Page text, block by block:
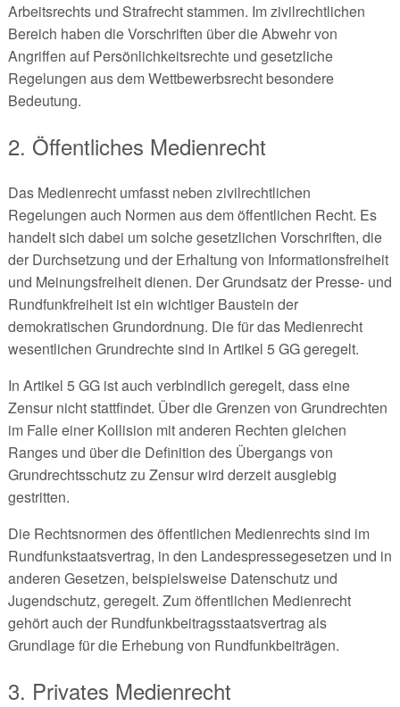
Arbeitsrechts und Strafrecht stammen. Im zivilrechtlichen
Bereich haben die Vorschriften über die Abwehr von
Angriffen auf Persönlichkeitsrechte und gesetzliche
Regelungen aus dem Wettbewerbsrecht besondere
Bedeutung.
2. Öffentliches Medienrecht
Das Medienrecht umfasst neben zivilrechtlichen
Regelungen auch Normen aus dem öffentlichen Recht. Es
handelt sich dabei um solche gesetzlichen Vorschriften, die
der Durchsetzung und der Erhaltung von Informationsfreiheit
und Meinungsfreiheit dienen. Der Grundsatz der Presse- und
Rundfunkfreiheit ist ein wichtiger Baustein der
demokratischen Grundordnung. Die für das Medienrecht
wesentlichen Grundrechte sind in Artikel 5 GG geregelt.
In Artikel 5 GG ist auch verbindlich geregelt, dass eine
Zensur nicht stattfindet. Über die Grenzen von Grundrechten
im Falle einer Kollision mit anderen Rechten gleichen
Ranges und über die Definition des Übergangs von
Grundrechtsschutz zu Zensur wird derzeit ausgiebig
gestritten.
Die Rechtsnormen des öffentlichen Medienrechts sind im
Rundfunkstaatsvertrag, in den Landespressegesetzen und in
anderen Gesetzen, beispielsweise Datenschutz und
Jugendschutz, geregelt. Zum öffentlichen Medienrecht
gehört auch der Rundfunkbeitragsstaatsvertrag als
Grundlage für die Erhebung von Rundfunkbeiträgen.
3. Privates Medienrecht